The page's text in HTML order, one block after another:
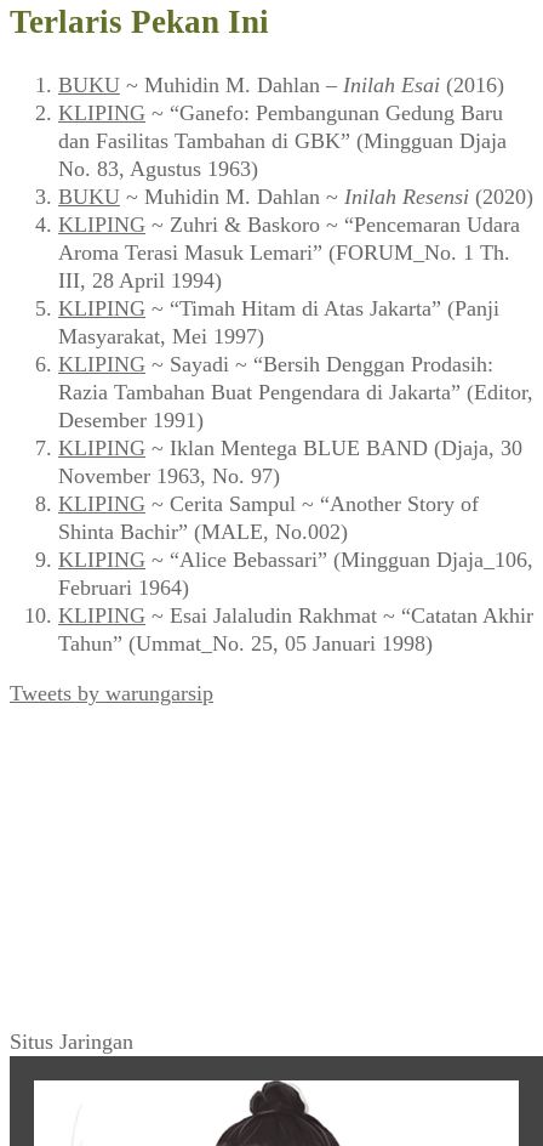
Terlaris Pekan Ini
BUKU ~ Muhidin M. Dahlan – Inilah Esai (2016)
KLIPING ~ “Ganefo: Pembangunan Gedung Baru
dan Fasilitas Tambahan di GBK” (Mingguan Djaja
No. 83, Agustus 1963)
BUKU ~ Muhidin M. Dahlan ~ Inilah Resensi (2020)
KLIPING ~ Zuhri & Baskoro ~ “Pencemaran Udara
Aroma Terasi Masuk Lemari” (FORUM_No. 1 Th.
III, 28 April 1994)
KLIPING ~ “Timah Hitam di Atas Jakarta” (Panji
Masyarakat, Mei 1997)
KLIPING ~ Sayadi ~ “Bersih Denggan Prodasih:
Razia Tambahan Buat Pengendara di Jakarta” (Editor,
Desember 1991)
KLIPING ~ Iklan Mentega BLUE BAND (Djaja, 30
November 1963, No. 97)
KLIPING ~ Cerita Sampul ~ “Another Story of
Shinta Bachir” (MALE, No.002)
KLIPING ~ “Alice Bebassari” (Mingguan Djaja_106,
Februari 1964)
KLIPING ~ Esai Jalaludin Rakhmat ~ “Catatan Akhir
Tahun” (Ummat_No. 25, 05 Januari 1998)
Tweets by warungarsip
Situs Jaringan